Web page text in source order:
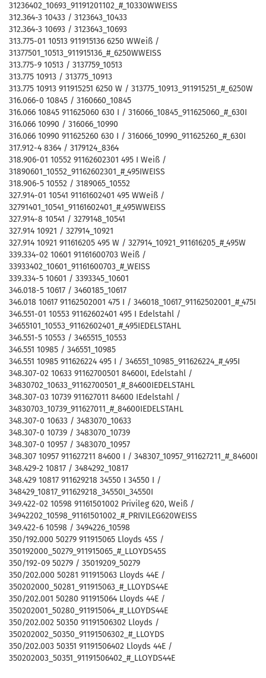
31236402_10693_91191201102_#_10330WWEISS
312.364-3 10433 / 3123643_10433
312.364-3 10693 / 3123643_10693
313.775-01 10513 911915136 6250 WWeiß /
31377501_10513_911915136_#_6250WWEISS
313.775-9 10513 / 3137759_10513
313.775 10913 / 313775_10913
313.775 10913 911915251 6250 W / 313775_10913_911915251_#_6250W
316.066-0 10845 / 3160660_10845
316.066 10845 911625060 630 I / 316066_10845_911625060_#_630I
316.066 10990 / 316066_10990
316.066 10990 911625260 630 I / 316066_10990_911625260_#_630I
317.912-4 8364 / 3179124_8364
318.906-01 10552 91162602301 495 I Weiß /
31890601_10552_91162602301_#_495IWEISS
318.906-5 10552 / 3189065_10552
327.914-01 10541 91161602401 495 WWeiß /
32791401_10541_91161602401_#_495WWEISS
327.914-8 10541 / 3279148_10541
327.914 10921 / 327914_10921
327.914 10921 911616205 495 W / 327914_10921_911616205_#_495W
339.334-02 10601 91161600703 Weiß /
33933402_10601_91161600703_#_WEISS
339.334-5 10601 / 3393345_10601
346.018-5 10617 / 3460185_10617
346.018 10617 91162502001 475 I / 346018_10617_91162502001_#_475I
346.551-01 10553 91162602401 495 I Edelstahl /
34655101_10553_91162602401_#_495IEDELSTAHL
346.551-5 10553 / 3465515_10553
346.551 10985 / 346551_10985
346.551 10985 911626224 495 I / 346551_10985_911626224_#_495I
348.307-02 10633 91162700501 84600I, Edelstahl /
34830702_10633_91162700501_#_84600IEDELSTAHL
348.307-03 10739 911627011 84600 IEdelstahl /
34830703_10739_911627011_#_84600IEDELSTAHL
348.307-0 10633 / 3483070_10633
348.307-0 10739 / 3483070_10739
348.307-0 10957 / 3483070_10957
348.307 10957 911627211 84600 I / 348307_10957_911627211_#_84600I
348.429-2 10817 / 3484292_10817
348.429 10817 911629218 34550 I 34550 I /
348429_10817_911629218_34550I_34550I
349.422-02 10598 91161501002 Privileg 620, Weiß /
34942202_10598_91161501002_#_PRIVILEG620WEISS
349.422-6 10598 / 3494226_10598
350/192.000 50279 911915065 Lloyds 45S /
350192000_50279_911915065_#_LLOYDS45S
350/192-09 50279 / 35019209_50279
350/202.000 50281 911915063 Lloyds 44E /
350202000_50281_911915063_#_LLOYDS44E
350/202.001 50280 911915064 Lloyds 44E /
350202001_50280_911915064_#_LLOYDS44E
350/202.002 50350 91191506302 Lloyds /
350202002_50350_91191506302_#_LLOYDS
350/202.003 50351 91191506402 Lloyds 44E /
350202003_50351_91191506402_#_LLOYDS44E